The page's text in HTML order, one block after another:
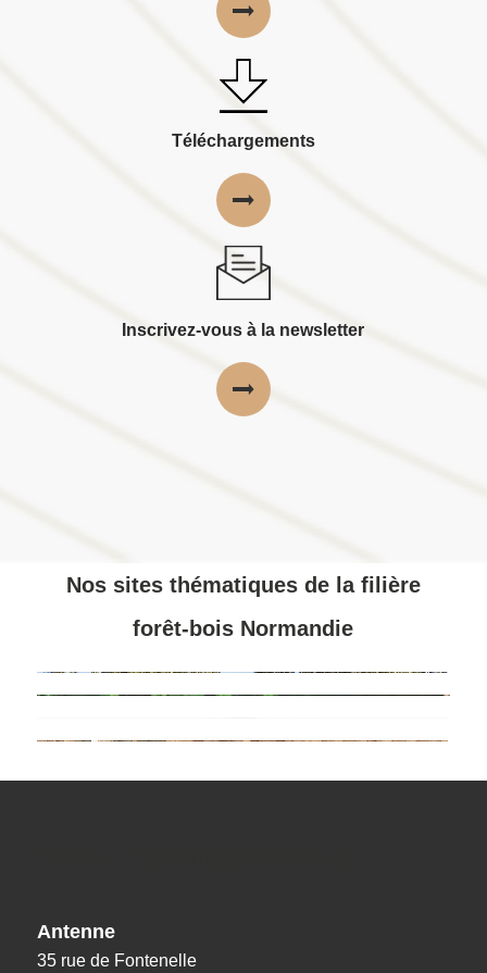
Téléchargements
Inscrivez-vous à la newsletter
Nos sites thématiques de la filière
forêt-bois Normandie
Antenne
35 rue de Fontenelle